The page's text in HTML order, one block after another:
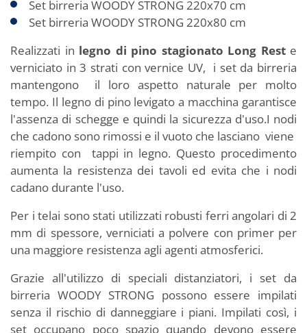
Set birreria WOODY STRONG 220x70 cm
Set birreria WOODY STRONG 220x80 cm
Realizzati in legno di pino stagionato Long Reste
verniciato in 3 strati con vernice UV, i set da birreria
mantengono il loro aspetto naturale per molto
tempo. Il legno di pino levigato a macchina garantisce
l'assenza di schegge e quindi la sicurezza d'uso.I nodi
che cadono sono rimossi e il vuoto che lasciano viene
riempito con tappi in legno. Questo procedimento
aumenta la resistenza dei tavoli ed evita che i nodi
cadano durante l'uso.
Per i telai sono stati utilizzati robusti ferri angolari di 2
mm di spessore, verniciati a polvere con primer per
una maggiore resistenza agli agenti atmosferici.
Grazie all'utilizzo di speciali distanziatori, i set da
birreria WOODY STRONG possono essere impilati
senza il rischio di danneggiare i piani. Impilati così, i
set occupano poco spazio quando devono essere